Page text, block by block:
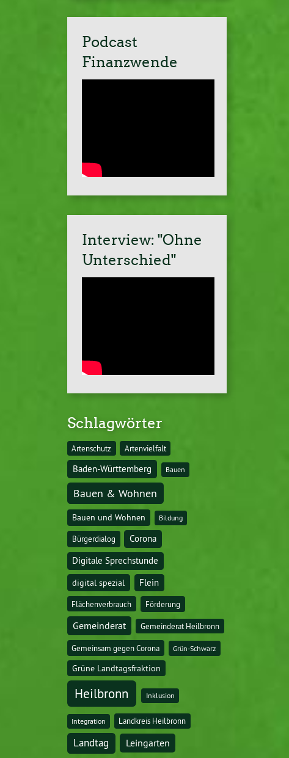
Podcast
Finanzwende
Interview: "Ohne
Unterschied"
Schlagwörter
Artenschutz Artenvielfalt
Baden-Württemberg Bauen
Bauen & Wohnen
Bauen und Wohnen Bildung
Bürgerdialog Corona
Digitale Sprechstunde
digital spezial
Flein
Flächenverbrauch Förderung
Gemeinderat Gemeinderat Heilbronn
Gemeinsam gegen Corona Grün-Schwarz
Grüne Landtagsfraktion
Heilbronn Inklusion
Integration Landkreis Heilbronn
Landtag Leingarten